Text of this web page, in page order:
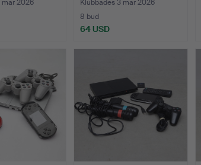
mar 2026
Klubbades 3 mar 2026
8 bud
64 USD